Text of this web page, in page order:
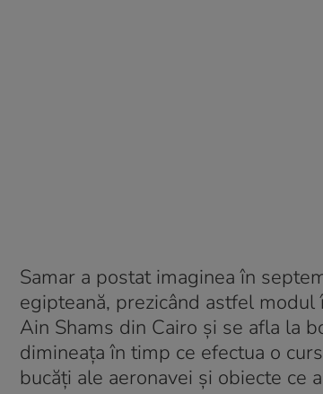
Samar a postat imaginea în
egipteană, prezicând astfel
Ain Shams din Cairo și se afla la
dimineața în timp ce efectua o
bucăți ale aeronavei și obiecte